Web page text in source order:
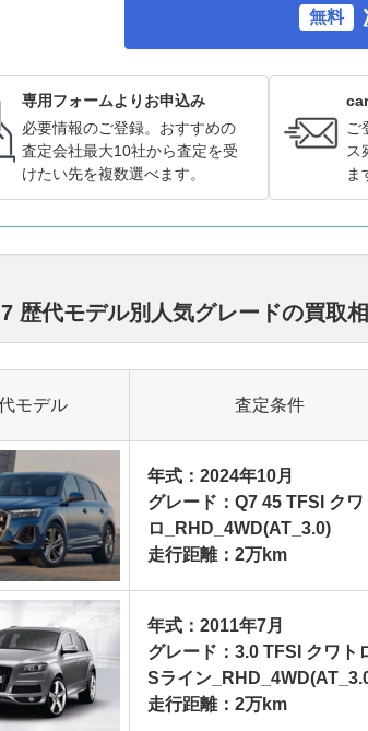
無料
専用フォームよりお申込み
必要情報のご登録。おすすめの
査定会社最大10社から査定を受
けたい先を複数選べます。
ご
ス
ま
歴代モデル別人気グレードの買取
モデル 査定条件
年式：2024年10月
グレード：Q7 45 TFSI クワ
ロ_RHD_4WD(AT_3.0)
走行距離：2万km
年式：2011年7月
グレード：3.0 TFSI クワト
Sライン
走行距離：2万km